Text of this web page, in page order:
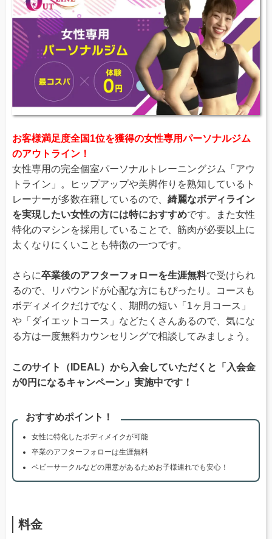
お客様満足度全国1位を獲得の女性専用パーソナルジム
のアウトライン！
女性専用の完全個室パーソナルトレーニングジム「アウ
トライン」。ヒップアップや美脚作りを熟知しているト
レーナーが多数在籍しているので、 綺麗なボディライン
を実現したい女性の方には特におすすめです。また女性
特化のマシンを採用していることで、筋肉が必要以上に
太くなりにくいことも特徴の一つです。
さらに卒業後のアフターフォローを生涯無料で受けられ
るので、リバウンドが心配な方にもぴったり。コースも
ボディメイクだけでなく、期間の短い「1ヶ月コース」
や「ダイエットコース」などたくさんあるので、気にな
る方は一度無料カウンセリングで相談してみましょう。
このサイト（IDEAL）から入会していただくと「入会金
が0円になるキャンペーン」実施中です！
おすすめポイント！
女性に特化したボディメイクが可能
卒業のアフターフォローは生涯無料
ベビーサークルなどの用意があるためお子様連れでも安心！
料金